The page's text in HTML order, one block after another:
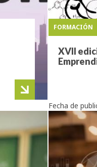
FORMACIÓN
XVII
Fecha de